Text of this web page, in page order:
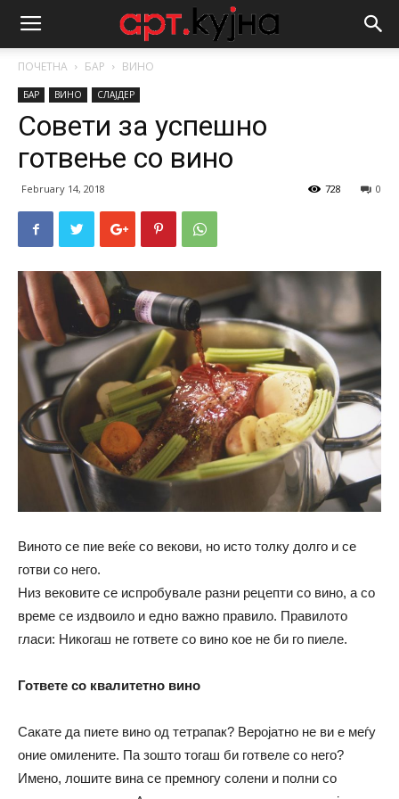
ПОЧЕТНА БАР ВИНО
БАР ВИНО СЛАЈДЕР
Совети за успешно
готвење со вино
February 14, 2018 0
728
Виното се пие веќе со векови, но исто толку долго и се
готви со него.
Низ вековите се испробувале разни рецепти со вино, а со
време се издвоило и едно важно правило. Правилотo
гласи: Никогаш не гответе со вино кое не би го пиеле.
Гответе со квалитетно вино
Сакате да пиете вино од тетрапак? Веројатно не ви е меѓу
оние омилените. Па зошто тогаш би готвеле со него?
Имено, лошите вина се премногу солени и полни со